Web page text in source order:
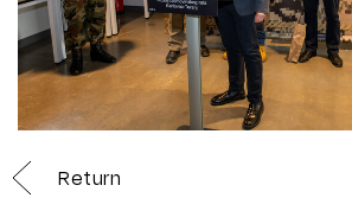
Return